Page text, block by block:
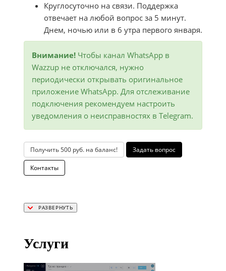
Круглосуточно на связи. Поддержка
отвечает на любой вопрос за 5 минут.
Днем, ночью или в 6 утра первого января.
Внимание! Чтобы канал WhatsApp в
Wazzup не отключался, нужно
периодически открывать оригинальное
приложение WhatsApp. Для отслеживание
подключения рекомендуем настроить
уведомления о неисправностях в Telegram.
Получить 500 руб. на баланс! Задать вопрос
Контакты
Услуги